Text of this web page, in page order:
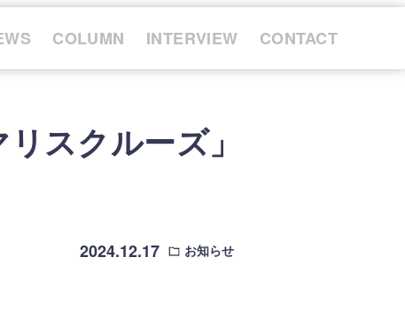
COLUMN INTERVIEW CONTACT
スクルーズ」
2024.12.17 お知らせ